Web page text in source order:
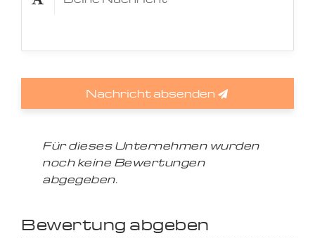
Nachricht absenden
Für dieses Unternehmen wurden
noch keine Bewertungen
abgegeben.
Bewertung abgeben